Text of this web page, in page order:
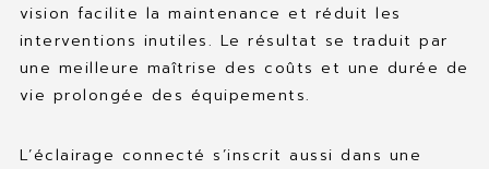
vision facilite la maintenance et réduit les
interventions inutiles. Le résultat se traduit par
une meilleure maîtrise des coûts et une durée de
vie prolongée des équipements.
L’éclairage connecté s’inscrit aussi dans une